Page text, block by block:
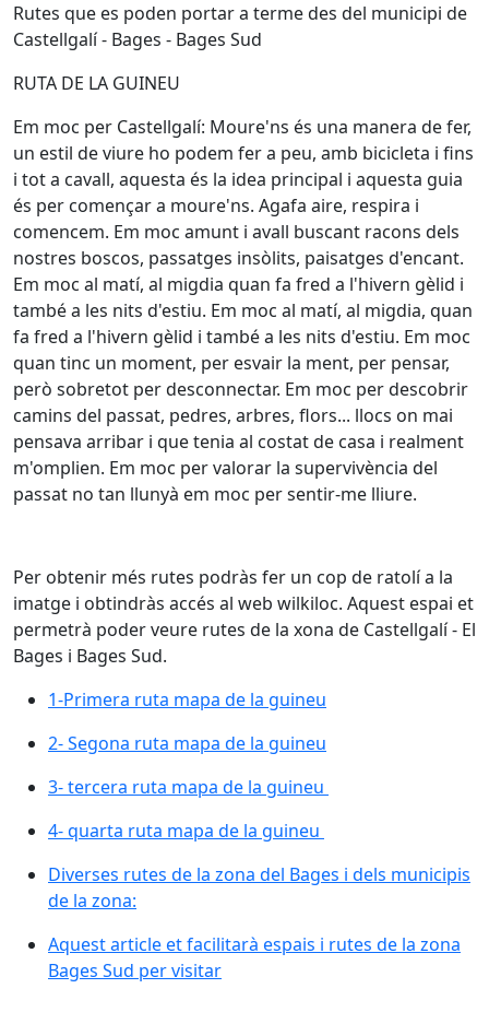
Rutes que es poden portar a terme des del municipi de
Castellgalí - Bages - Bages Sud
RUTA DE LA GUINEU
Em moc per Castellgalí: Moure'ns és una manera de fer,
un estil de viure ho podem fer a peu, amb bicicleta i fins
i tot a cavall, aquesta és la idea principal i aquesta guia
és per començar a moure'ns. Agafa aire, respira i
comencem. Em moc amunt i avall buscant racons dels
nostres boscos, passatges insòlits, paisatges d'encant.
Em moc al matí, al migdia quan fa fred a l'hivern gèlid i
també a les nits d'estiu. Em moc al matí, al migdia, quan
fa fred a l'hivern gèlid i també a les nits d'estiu. Em moc
quan tinc un moment, per esvair la ment, per pensar,
però sobretot per desconnectar. Em moc per descobrir
camins del passat, pedres, arbres, flors... llocs on mai
pensava arribar i que tenia al costat de casa i realment
m'omplien. Em moc per valorar la supervivència del
passat no tan llunyà em moc per sentir-me lliure.
Per obtenir més rutes podràs fer un cop de ratolí a la
imatge i obtindràs accés al web wilkiloc. Aquest espai et
permetrà poder veure rutes de la xona de Castellgalí - El
Bages i Bages Sud.
1-Primera ruta mapa de la guineu
1-Primera ruta mapa de la guineu
2- Segona ruta mapa de la guineu
2- Segona ruta mapa de la guineu
3- tercera ruta mapa de la guineu
3- tercera ruta mapa de la guineu
4- quarta ruta mapa de la guineu
4- quarta ruta mapa de la guineu
Diverses rutes de la zona del Bages i dels municipis
Diverses rutes de la zona del Bages i dels municipis
de la zona:
Aquest article et facilitarà espais i rutes de la zona
Aquest article et facilitarà espais i rutes de la zona
Bages Sud per visitar